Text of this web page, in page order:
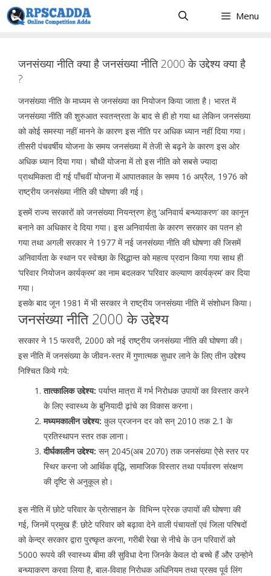
Skip
to
Menu
जनसंख्या नीति क्या है जनसंख्या नीति 2000 के उद्देश्य क्या है
?
जनसंख्या नीति के माध्यम से जनसंख्या का नियोजन किया जाता है। भारत में
जनसंख्या नीति की शुरुआत स्वतन्त्रता के बाद से ही हो गया था लेकिन जनसंख्या
को कोई समस्या नहीं मानने के कारण इस नीति पर अधिक ध्यान नहीं दिया गया।
तीसरी पंचवर्षीय योजना के समय जनसंख्या में तेजी से बढ़ने के कारण इस ओर
अधिक ध्यान दिया गया। चौथी योजना में तो इस नीति को सबसे ज्यादा
प्राथमिकता दी गई पाँचवीं योजना में आपातकाल के समय 16 अप्रैल, 1976 को
राष्ट्रीय जनसंख्या नीति की घोषणा की गई।
इसमें राज्य सरकारों को जनसंख्या नियन्त्रण हेतु ‘अनिवार्य बन्ध्याकरण’ का कानून
बनाने का अधिकार दे दिया गया। इस अनिवार्यता के कारण सरकार का पतन हो
गया तथा अगली सरकार ने 1977 में नई जनसंख्या नीति की घोषणा की जिसमें
अनिवार्यता के स्थान पर स्वेच्छा के सिद्धान्त को महत्व प्रदान किया गया साथ ही
‘परिवार नियोजन कार्यक्रम’ का नाम बदलकर ‘परिवार कल्याण कार्यक्रम’ कर दिया
गया।
इसके बाद जून 1981 में भी सरकार ने राष्ट्रीय जनसंख्या नीति में संशोधन किया।
जनसंख्या नीति 2000 के उद्देश्य
सरकार ने 15 फरवरी, 2000 को नई राष्ट्रीय जनसंख्या नीति की घोषणा की।
इस नीति में जनसंख्या के जीवन-स्तर में गुणात्मक सुधार लाने के लिए तीन उद्देश्य
निश्चित किये गये:
तात्कालिक उद्देश्य: पर्याप्त मात्रा में गर्भ निरोधक उपायों का विस्तार करने
के लिए स्वास्थ्य के बुनियादी ढ़ांचे का विकास करना।
मध्यमकालीन उद्देश्य: कुल प्रजनन दर को सन् 2010 तक 2.1 के
प्रतिस्थापन स्तर तक लाना।
दीर्घकालीन उद्देश्य: सन् 2045(अब 2070) तक जनसंख्या ऐसे स्तर पर
स्थिर करना जो आर्थिक वृद्धि, सामाजिक विस्तार तथा पर्यावरण संरक्षण
की दृष्टि से अनुकूल हो।
इस नीति में छोटे परिवार के प्रोत्साहन के विभिन्न प्रेरक उपायों की घोषणा की
गई, जिनमें प्रमुख हैं: छोटे परिवार को बढ़ावा देने वाली पंचायतों एवं जिला परिषदों
को केन्द्र सरकार द्वारा पुरष्कृत करना, गरीबी रेखा से नीचे के उन परिवारों को
5000 रूपये की स्वास्थ्य बीमा की सुविधा देना जिनके केवल दो बच्चे हैं और उन्होने
बन्ध्याकरण करवा लिया है, बाल-विवाह निरोधक अधिनियम तथा प्रसव पूर्व लिंग